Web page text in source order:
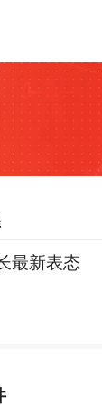
最新表态